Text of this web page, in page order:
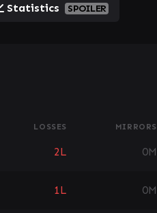
Statistics SPOILER
LOSSES MIRRORS
2L 0M
1L 0M